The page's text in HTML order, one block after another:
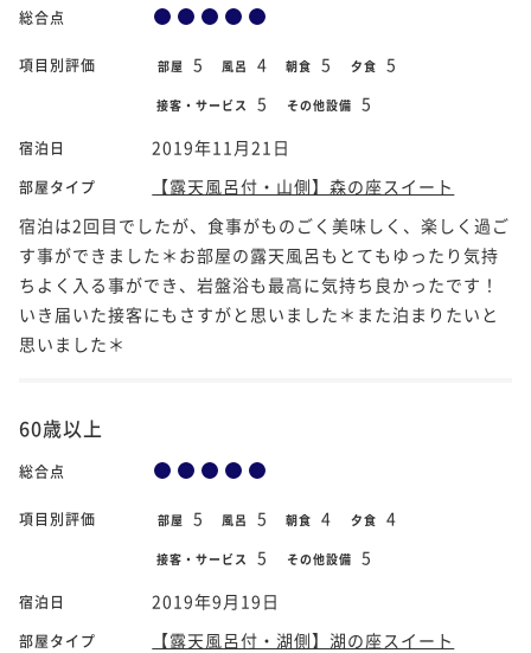
総合点
項目別評価 部屋 5 風呂 4 朝食 5 夕食 5
接客・サービス 5 その他設備 5
宿泊日 2019年11月21日
部屋タイプ
【露天風呂付・山側】森の座スイート
宿泊は2回目でしたが、食事がものごく美味しく、楽しく過ご
す事ができました＊お部屋の露天風呂もとてもゆったり気持
ちよく入る事ができ、岩盤浴も最高に気持ち良かったです！
いき届いた接客にもさすがと思いました＊また泊まりたいと
思いました＊
60歳以上
総合点
項目別評価 部屋 5 風呂 5 朝食 4 夕食 4
接客・サービス 5 その他設備 5
宿泊日 2019年9月19日
部屋タイプ
【露天風呂付・湖側】湖の座スイート